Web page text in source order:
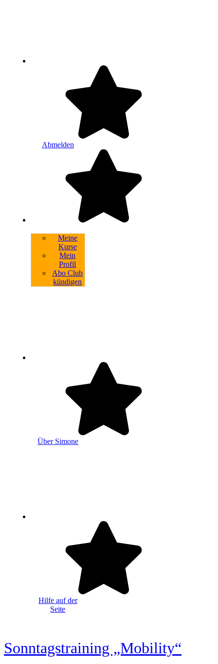
Abmelden
Meine
Kurse
Mein
Profil
Abo Club
kündigen
Über Simone
Hilfe auf der
Seite
Sonntagstraining „Mobility“